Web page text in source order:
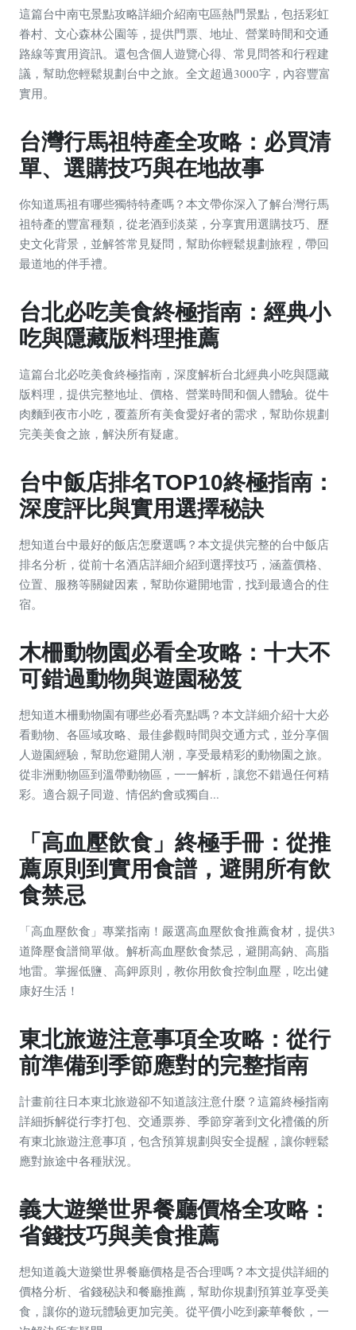
這篇台中南屯景點攻略詳細介紹南屯區熱門景點，包括彩虹
眷村、文心森林公園等，提供門票、地址、營業時間和交通
路線等實用資訊。還包含個人遊覽心得、常見問答和行程建
議，幫助您輕鬆規劃台中之旅。全文超過3000字，內容豐富
實用。
台灣行馬祖特產全攻略：必買清
單、選購技巧與在地故事
你知道馬祖有哪些獨特特產嗎？本文帶你深入了解台灣行馬
祖特產的豐富種類，從老酒到淡菜，分享實用選購技巧、歷
史文化背景，並解答常見疑問，幫助你輕鬆規劃旅程，帶回
最道地的伴手禮。
台北必吃美食終極指南：經典小
吃與隱藏版料理推薦
這篇台北必吃美食終極指南，深度解析台北經典小吃與隱藏
版料理，提供完整地址、價格、營業時間和個人體驗。從牛
肉麵到夜市小吃，覆蓋所有美食愛好者的需求，幫助你規劃
完美美食之旅，解決所有疑慮。
台中飯店排名TOP10終極指南：
深度評比與實用選擇秘訣
想知道台中最好的飯店怎麼選嗎？本文提供完整的台中飯店
排名分析，從前十名酒店詳細介紹到選擇技巧，涵蓋價格、
位置、服務等關鍵因素，幫助你避開地雷，找到最適合的住
宿。
木柵動物園必看全攻略：十大不
可錯過動物與遊園秘笈
想知道木柵動物園有哪些必看亮點嗎？本文詳細介紹十大必
看動物、各區域攻略、最佳參觀時間與交通方式，並分享個
人遊園經驗，幫助您避開人潮，享受最精彩的動物園之旅。
從非洲動物區到溫帶動物區，一一解析，讓您不錯過任何精
彩。適合親子同遊、情侶約會或獨自...
「高血壓飲食」終極手冊：從推
薦原則到實用食譜，避開所有飲
食禁忌
「高血壓飲食」專業指南！嚴選高血壓飲食推薦食材，提供3
道降壓食譜簡單做。解析高血壓飲食禁忌，避開高鈉、高脂
地雷。掌握低鹽、高鉀原則，教你用飲食控制血壓，吃出健
康好生活！
東北旅遊注意事項全攻略：從行
前準備到季節應對的完整指南
計畫前往日本東北旅遊卻不知道該注意什麼？這篇終極指南
詳細拆解從行李打包、交通票券、季節穿著到文化禮儀的所
有東北旅遊注意事項，包含預算規劃與安全提醒，讓你輕鬆
應對旅途中各種狀況。
義大遊樂世界餐廳價格全攻略：
省錢技巧與美食推薦
想知道義大遊樂世界餐廳價格是否合理嗎？本文提供詳細的
價格分析、省錢秘訣和餐廳推薦，幫助你規劃預算並享受美
食，讓你的遊玩體驗更加完美。從平價小吃到豪華餐飲，一